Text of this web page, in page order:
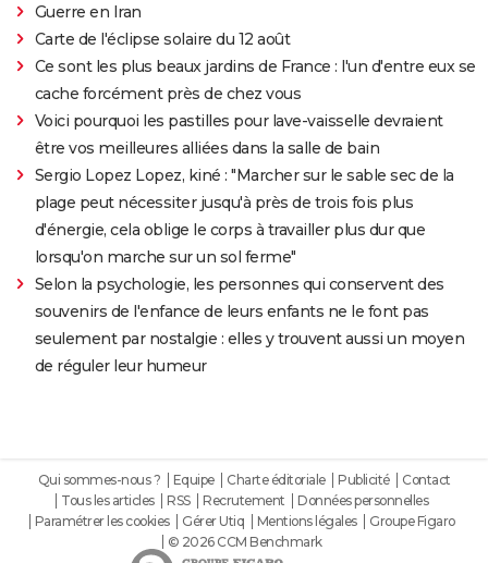
Guerre en Iran
Carte de l'éclipse solaire du 12 août
Ce sont les plus beaux jardins de France : l'un d'entre eux se
cache forcément près de chez vous
Voici pourquoi les pastilles pour lave-vaisselle devraient
être vos meilleures alliées dans la salle de bain
Sergio Lopez Lopez, kiné : "Marcher sur le sable sec de la
plage peut nécessiter jusqu'à près de trois fois plus
d'énergie, cela oblige le corps à travailler plus dur que
lorsqu'on marche sur un sol ferme"
Selon la psychologie, les personnes qui conservent des
souvenirs de l'enfance de leurs enfants ne le font pas
seulement par nostalgie : elles y trouvent aussi un moyen
de réguler leur humeur
Qui sommes-nous ? Equipe Charte éditoriale Publicité
Contact
Tous les articles
RSS Recrutement
Données personnelles
Paramétrer les cookies
Gérer Utiq Mentions légales
Groupe Figaro
© 2026 CCM Benchmark